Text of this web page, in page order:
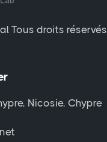
Tous droits réservés
Nicosie, Chypre